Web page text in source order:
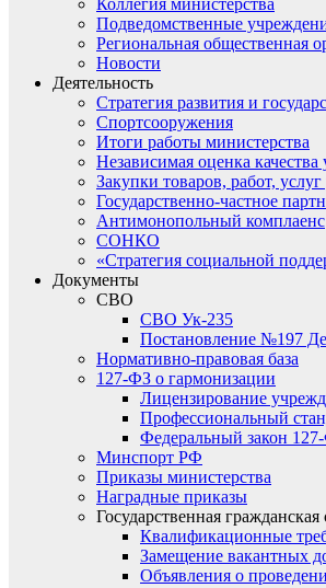
Коллегия министерства
Подведомственные
Региональная общественная
Новости
Деятельность
Стратегия развития и
Спортсооружения
Итоги работы министерства
Независимая оценка качества
Закупки товаров, работ,
Государственно-частное
Антимонопольный комплаенс
СОНКО
«Стратегия социальной
Документы
СВО
СВО Ук-235
Постановление №197
Нормативно-правовая база
127-ФЗ о гармонизации
Лицензирование
Профессиональный
Федеральный закон
Минспорт РФ
Приказы министерства
Наградные приказы
Государственная гражданская
Квалификационные
Замещение вакантных
Объявления о